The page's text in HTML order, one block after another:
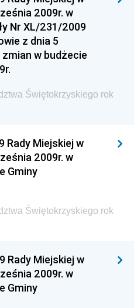
Sportu
Funduszy i Polityki
Aktywów Państwowych
Zdrowia
Środowiska i Głównego
Kultury, Dziedzictwa
Finansów, Funduszy i
Rozwoju, Pracy i
Kultury, Dziedzictwa
Rodziny i Polityki
2009r. w
Nr XL/231/2009
z dnia 5
w budżecie
Świętokrzyskiego rok
Rady Miejskiej w
2009r. w
Gminy
Świętokrzyskiego rok
Rady Miejskiej w
2009r. w
Gminy